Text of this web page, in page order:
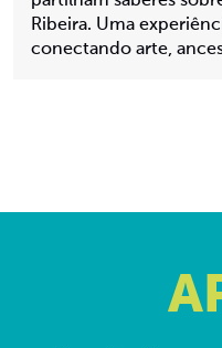
Ribeira. Uma
conectando arte,